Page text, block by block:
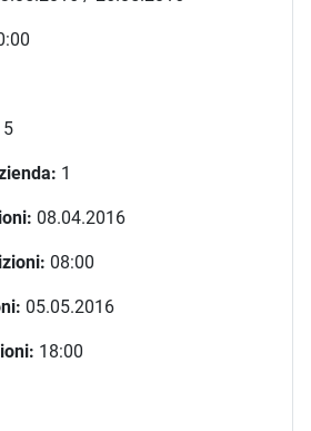
5
1
08.04.2016
08:00
05.05.2016
18:00